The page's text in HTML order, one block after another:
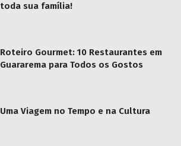
toda sua família!
Roteiro Gourmet: 10 Restaurantes em
Guararema para Todos os Gostos
Uma Viagem no Tempo e na Cultura